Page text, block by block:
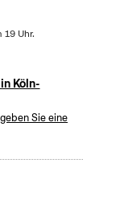
Uhr.
Köln-
Sie eine